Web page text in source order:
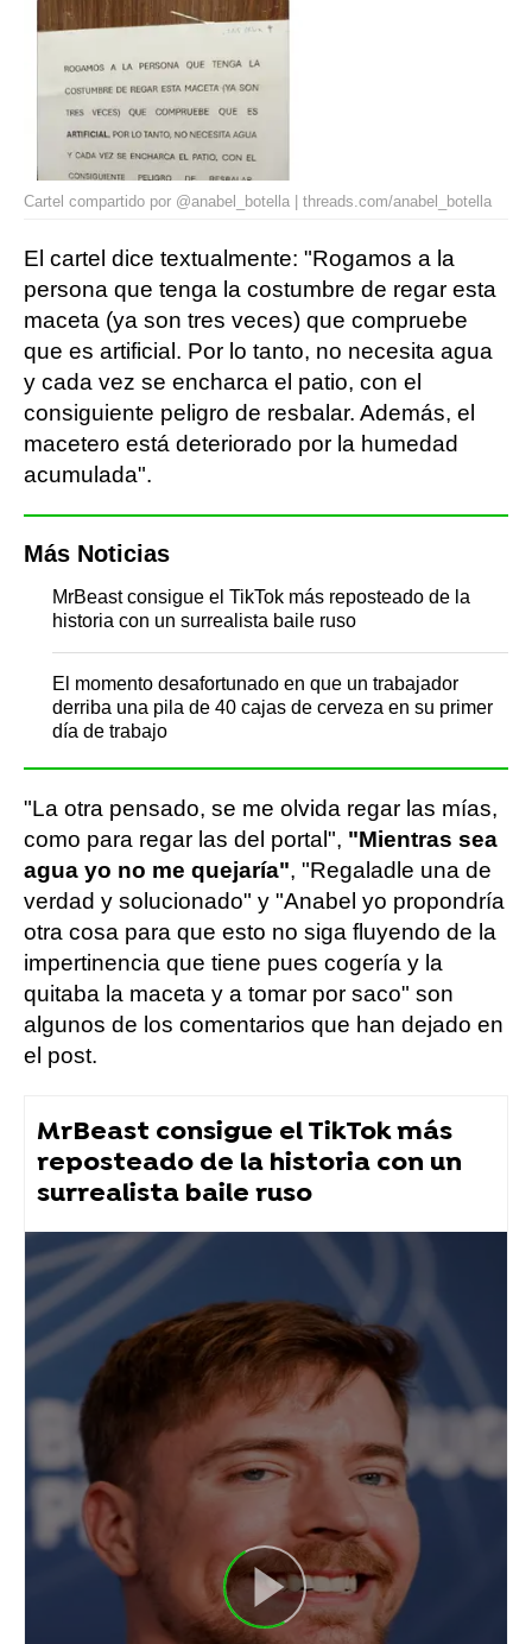
Cartel compartido por @anabel_botella | threads.com/anabel_botella
El cartel dice textualmente: "Rogamos a la
persona que tenga la costumbre de regar esta
maceta (ya son tres veces) que compruebe
que es artificial. Por lo tanto, no necesita agua
y cada vez se encharca el patio, con el
consiguiente peligro de resbalar. Además, el
macetero está deteriorado por la humedad
acumulada".
Más Noticias
MrBeast consigue el TikTok más reposteado de la
historia con un surrealista baile ruso
El momento desafortunado en que un trabajador
derriba una pila de 40 cajas de cerveza en su primer
día de trabajo
"La otra pensado, se me olvida regar las mías,
como para regar las del portal", "Mientras sea
agua yo no me quejaría", "Regaladle una de
verdad y solucionado" y "Anabel yo propondría
otra cosa para que esto no siga fluyendo de la
impertinencia que tiene pues cogería y la
quitaba la maceta y a tomar por saco" son
algunos de los comentarios que han dejado en
el post.
MrBeast consigue el TikTok más
reposteado de la historia con un
surrealista baile ruso